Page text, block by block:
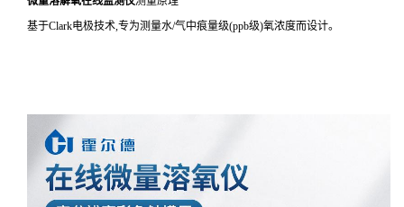
基于Clark电极技术,专为测量水/气中痕量级(ppb级)氧浓度而设计。